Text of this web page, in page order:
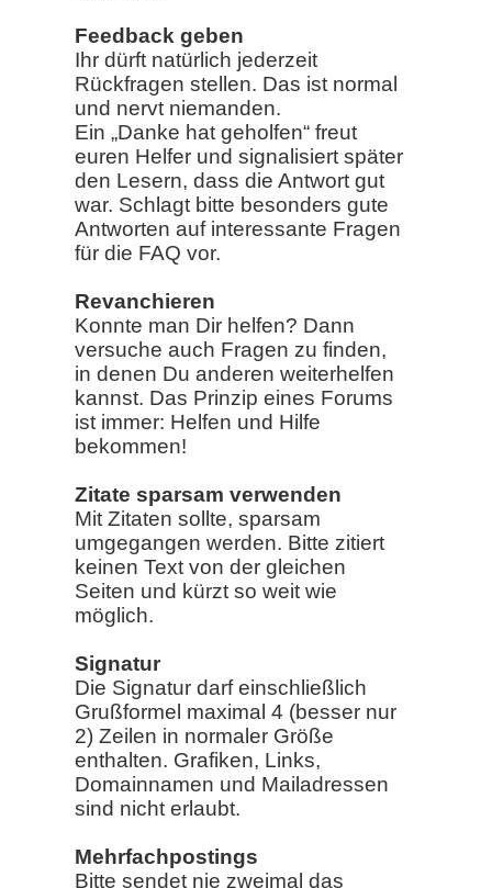
Feedback geben
Ihr dürft natürlich jederzeit
Rückfragen stellen. Das ist normal
und nervt niemanden.
Ein „Danke hat geholfen“ freut
euren Helfer und signalisiert später
den Lesern, dass die Antwort gut
war. Schlagt bitte besonders gute
Antworten auf interessante Fragen
für die FAQ vor.
Revanchieren
Konnte man Dir helfen? Dann
versuche auch Fragen zu finden,
in denen Du anderen weiterhelfen
kannst. Das Prinzip eines Forums
ist immer: Helfen und Hilfe
bekommen!
Zitate sparsam verwenden
Mit Zitaten sollte, sparsam
umgegangen werden. Bitte zitiert
keinen Text von der gleichen
Seiten und kürzt so weit wie
möglich.
Signatur
Die Signatur darf einschließlich
Grußformel maximal 4 (besser nur
2) Zeilen in normaler Größe
enthalten. Grafiken, Links,
Domainnamen und Mailadressen
sind nicht erlaubt.
Mehrfachpostings
Bitte sendet nie zweimal das